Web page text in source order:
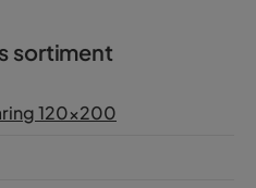
sortiment
120x200